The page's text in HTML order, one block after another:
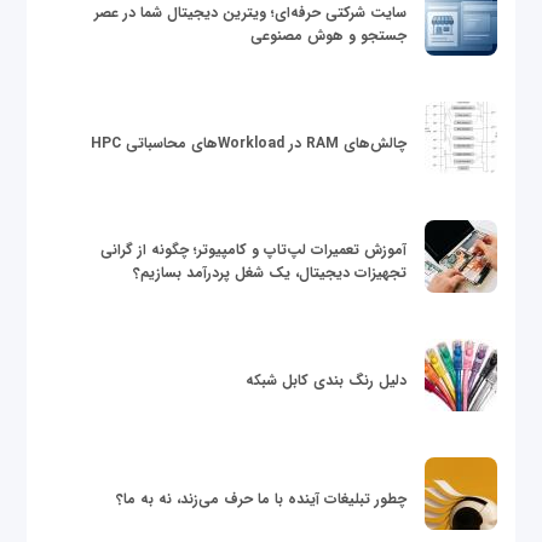
سایت شرکتی حرفه‌ای؛ ویترین دیجیتال شما در عصر
جستجو و هوش مصنوعی
چالش‌های RAM در Workloadهای محاسباتی HPC
آموزش تعمیرات لپ‌تاپ و کامپیوتر؛ چگونه از گرانی
تجهیزات دیجیتال، یک شغل پردرآمد بسازیم؟
دلیل رنگ بندی کابل شبکه
چطور تبلیغات آینده با ما حرف می‌زند، نه به ما؟